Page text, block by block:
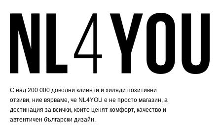
С над 200 000 доволни клиенти и хиляди позитивни
отзиви, ние вярваме, че NL4YOU е не просто магазин, а
дестинация за всички, които ценят комфорт, качество и
автентичен български дизайн.